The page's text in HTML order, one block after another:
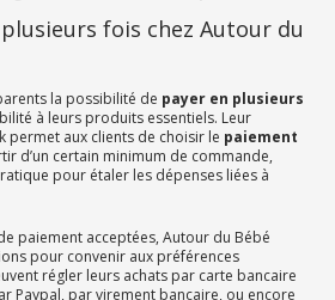
fois chez Autour du
la possibilité de payer en plusieurs
à leurs produits essentiels. Leur
permet aux clients de choisir le paiement
d’un certain minimum de commande,
pour étaler les dépenses liées à
paiement acceptées, Autour du Bébé
pour convenir aux préférences
régler leurs achats par carte bancaire
Paypal, par virement bancaire, ou encore